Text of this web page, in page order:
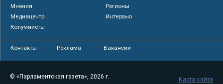
Мнения
Регионы
Медиацентр
Интервью
Колумнисты
Контакты Реклама Вакансии
© «Парламентская газета», 2026 г.
Карта сайта